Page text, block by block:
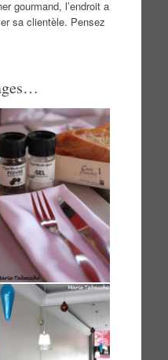
gourmand, l’endroit a
sa clientèle. Pensez